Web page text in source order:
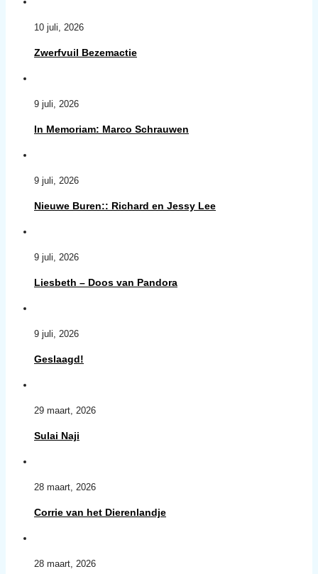
10 juli, 2026
Zwerfvuil Bezemactie
9 juli, 2026
In Memoriam: Marco Schrauwen
9 juli, 2026
Nieuwe Buren:: Richard en Jessy Lee
9 juli, 2026
Liesbeth – Doos van Pandora
9 juli, 2026
Geslaagd!
29 maart, 2026
Sulai Naji
28 maart, 2026
Corrie van het Dierenlandje
28 maart, 2026